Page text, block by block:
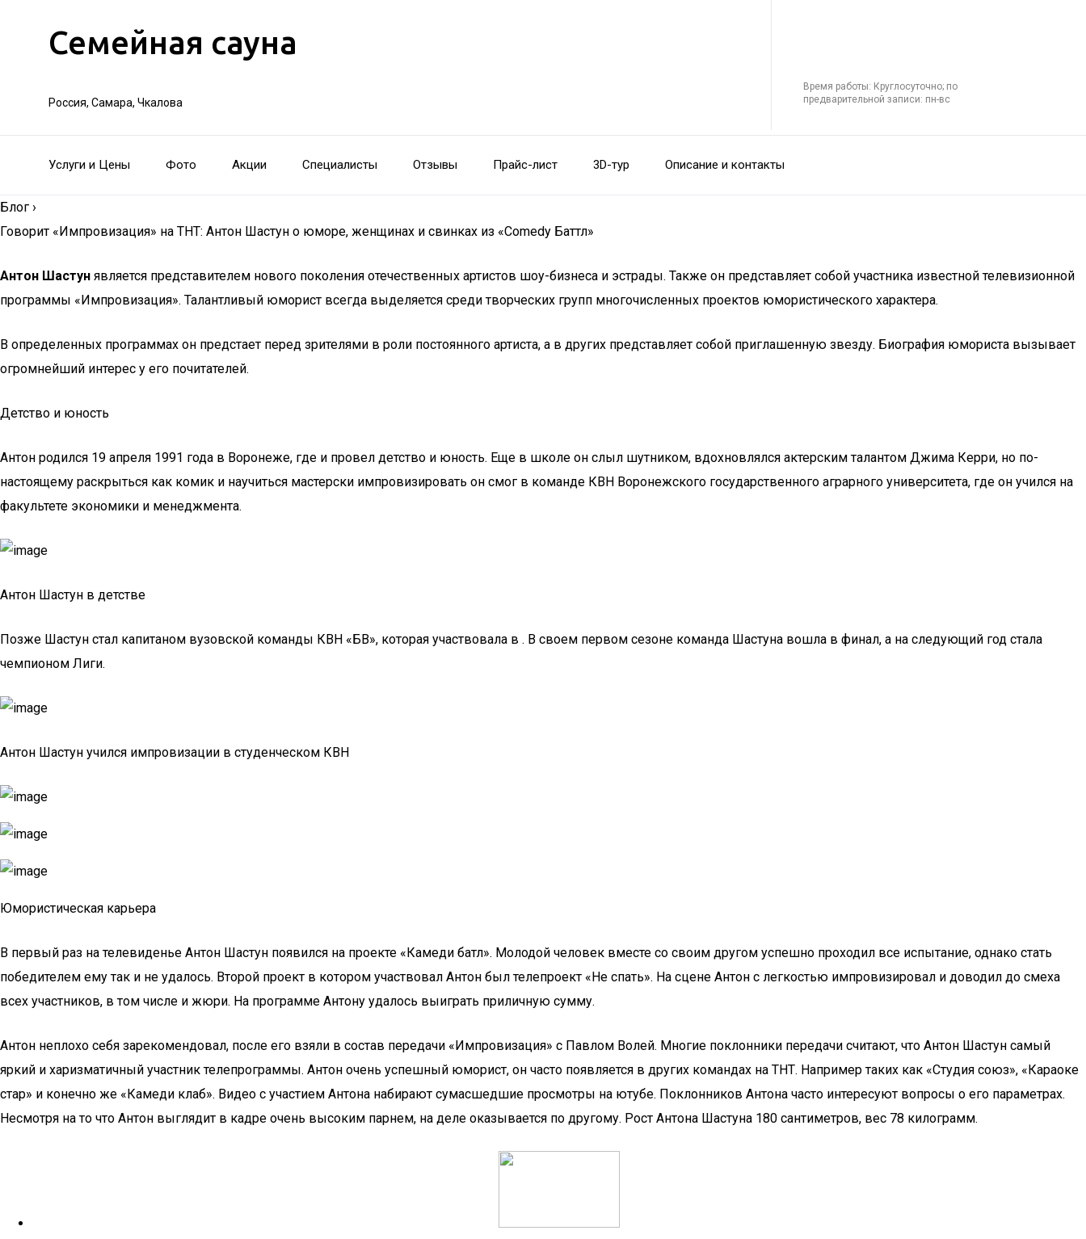
Семейная сауна
Россия, Самара, Чкалова
Время работы: Круглосуточно; по
предварительной записи: пн-вс
Услуги и Цены Фото Акции Специалисты Отзывы Прайс-лист 3D-тур Описание и контакты
Блог ›
Говорит «Импровизация» на ТНТ: Антон Шастун о юморе, женщинах и свинках из «Comedy Баттл»
Антон Шастун является представителем нового поколения отечественных артистов шоу-бизнеса и эстрады. Также он представляет собой участника известной телевизионной
программы «Импровизация». Талантливый юморист всегда выделяется среди творческих групп многочисленных проектов юмористического характера.
В определенных программах он предстает перед зрителями в роли постоянного артиста, а в других представляет собой приглашенную звезду. Биография юмориста вызывает
огромнейший интерес у его почитателей.
Детство и юность
Антон родился 19 апреля 1991 года в Воронеже, где и провел детство и юность. Еще в школе он слыл шутником, вдохновлялся актерским талантом Джима Керри, но по-
настоящему раскрыться как комик и научиться мастерски импровизировать он смог в команде КВН Воронежского государственного аграрного университета, где он учился на
факультете экономики и менеджмента.
Антон Шастун в детстве
Позже Шастун стал капитаном вузовской команды КВН «БВ», которая участвовала в . В своем первом сезоне команда Шастуна вошла в финал, а на следующий год стала
чемпионом Лиги.
Антон Шастун учился импровизации в студенческом КВН
Юмористическая карьера
В первый раз на телевиденье Антон Шастун появился на проекте «Камеди батл». Молодой человек вместе со своим другом успешно проходил все испытание, однако стать
победителем ему так и не удалось. Второй проект в котором участвовал Антон был телепроект «Не спать». На сцене Антон с легкостью импровизировал и доводил до смеха
всех участников, в том числе и жюри. На программе Антону удалось выиграть приличную сумму.
Антон неплохо себя зарекомендовал, после его взяли в состав передачи «Импровизация» с Павлом Волей. Многие поклонники передачи считают, что Антон Шастун самый
яркий и харизматичный участник телепрограммы. Антон очень успешный юморист, он часто появляется в других командах на ТНТ. Например таких как «Студия союз», «Караоке
стар» и конечно же «Камеди клаб». Видео с участием Антона набирают сумасшедшие просмотры на ютубе. Поклонников Антона часто интересуют вопросы о его параметрах.
Несмотря на то что Антон выглядит в кадре очень высоким парнем, на деле оказывается по другому. Рост Антона Шастуна 180 сантиметров, вес 78 килограмм.